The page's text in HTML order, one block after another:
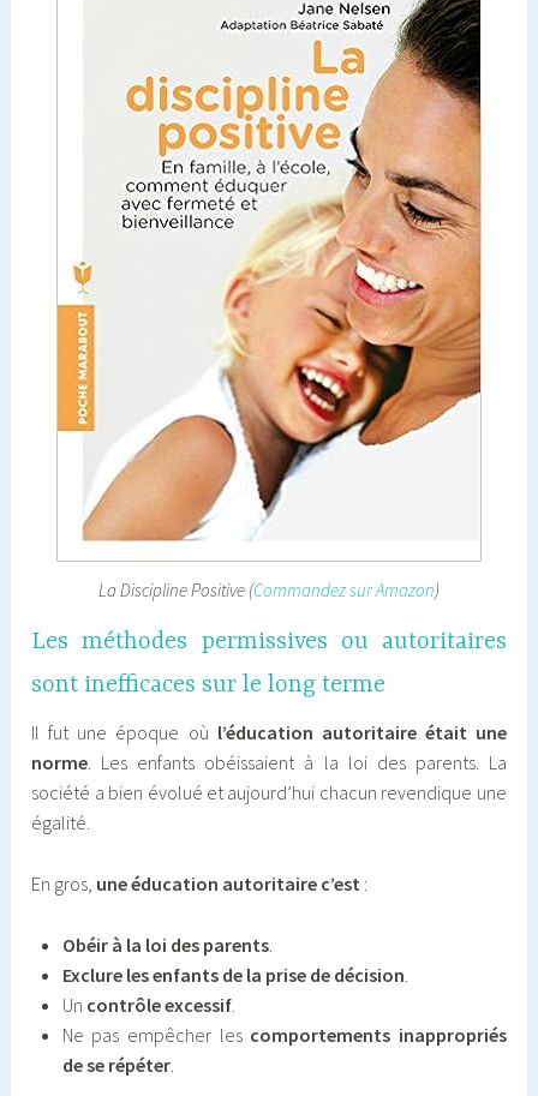
La Discipline Positive (Commandez sur Amazon)
Les méthodes permissives ou autoritaires
sont inefficaces sur le long terme
Il fut une époque où l’éducation autoritaire était une
norme. Les enfants obéissaient à la loi des parents. La
société a bien évolué et aujourd’hui chacun revendique une
égalité.
En gros, une éducation autoritaire c’est :
Obéir à la loi des parents.
Exclure les enfants de la prise de décision
Un contrôle excessif.
Ne pas empêcher les comportements inappropriés
de se répéter.